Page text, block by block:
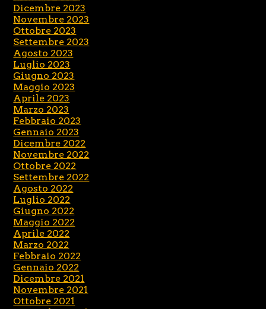
Dicembre 2023
Novembre 2023
Ottobre 2023
Settembre 2023
Agosto 2023
Luglio 2023
Giugno 2023
Maggio 2023
Aprile 2023
Marzo 2023
Febbraio 2023
Gennaio 2023
Dicembre 2022
Novembre 2022
Ottobre 2022
Settembre 2022
Agosto 2022
Luglio 2022
Giugno 2022
Maggio 2022
Aprile 2022
Marzo 2022
Febbraio 2022
Gennaio 2022
Dicembre 2021
Novembre 2021
Ottobre 2021